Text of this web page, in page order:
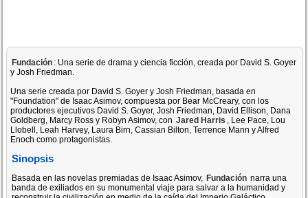
Fundación : Una serie de drama y ciencia ficción, creada por David S. Goyer
y Josh Friedman.
Una serie creada por David S. Goyer y Josh Friedman, basada en
"Foundation" de Isaac Asimov, compuesta por Bear McCreary, con los
productores ejecutivos David S. Goyer, Josh Friedman, David Ellison, Dana
Goldberg, Marcy Ross y Robyn Asimov, con Jared Harris , Lee Pace, Lou
Llobell, Leah Harvey, Laura Birn, Cassian Bilton, Terrence Mann y Alfred
Enoch como protagonistas.
Sinopsis
Basada en las novelas premiadas de Isaac Asimov, Fundación narra una
banda de exiliados en su monumental viaje para salvar a la humanidad y